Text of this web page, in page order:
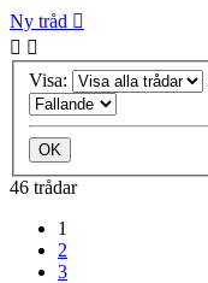
Ny tråd
Visa:
46 trådar
1
2
3